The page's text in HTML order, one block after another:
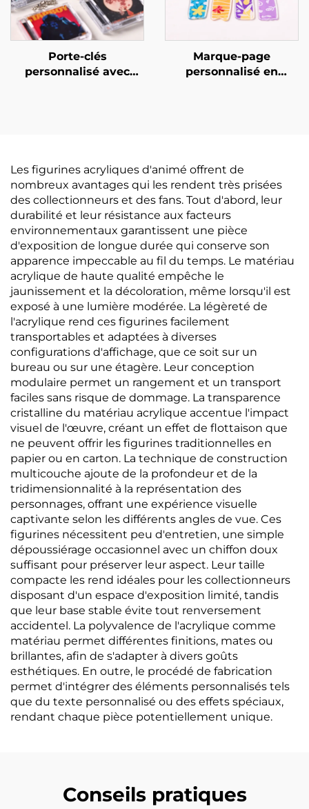
Porte-clés
personnalisé avec
Marque-page
personnalisé en
Les figurines acryliques d'animé offrent de
nombreux avantages qui les rendent très prisées
des collectionneurs et des fans. Tout d'abord, leur
durabilité et leur résistance aux facteurs
environnementaux garantissent une pièce
d'exposition de longue durée qui conserve son
apparence impeccable au fil du temps. Le matériau
acrylique de haute qualité empêche le
jaunissement et la décoloration, même lorsqu'il est
exposé à une lumière modérée. La légèreté de
l'acrylique rend ces figurines facilement
transportables et adaptées à diverses
configurations d'affichage, que ce soit sur un
bureau ou sur une étagère. Leur conception
modulaire permet un rangement et un transport
faciles sans risque de dommage. La transparence
cristalline du matériau acrylique accentue l'impact
visuel de l'œuvre, créant un effet de flottaison que
ne peuvent offrir les figurines traditionnelles en
papier ou en carton. La technique de construction
multicouche ajoute de la profondeur et de la
tridimensionnalité à la représentation des
personnages, offrant une expérience visuelle
captivante selon les différents angles de vue. Ces
figurines nécessitent peu d'entretien, une simple
dépoussiérage occasionnel avec un chiffon doux
suffisant pour préserver leur aspect. Leur taille
compacte les rend idéales pour les collectionneurs
disposant d'un espace d'exposition limité, tandis
que leur base stable évite tout renversement
accidentel. La polyvalence de l'acrylique comme
matériau permet différentes finitions, mates ou
brillantes, afin de s'adapter à divers goûts
esthétiques. En outre, le procédé de fabrication
permet d'intégrer des éléments personnalisés tels
que du texte personnalisé ou des effets spéciaux,
rendant chaque pièce potentiellement unique.
Conseils pratiques